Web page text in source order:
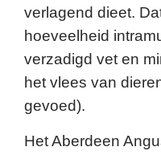
verlagend dieet.
hoeveelheid
verzadigd vet en
het vlees van
gevoed).
Het Aberdeen